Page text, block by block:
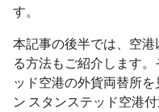
す。
本記事の後半では、空
る方法もご紹介します
ッド空港の外貨両替所
ン スタンステッド空港